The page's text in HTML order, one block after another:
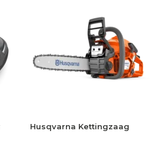
Husqvarna Kettingzaag